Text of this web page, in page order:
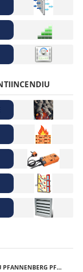
GRILA CU FILTRU PFANNENBERG PFA 10.000